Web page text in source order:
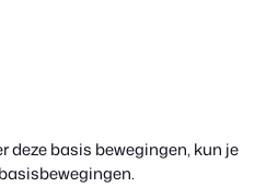
deze basis bewegingen, kun je